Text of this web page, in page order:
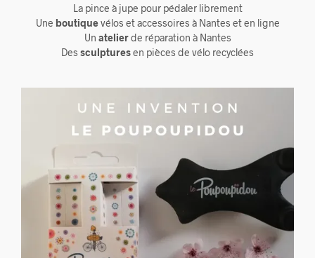
La pince à jupe pour pédaler librement
Une boutiquevélos et accessoires à Nantes et en ligne
Un atelierde réparation à Nantes
Des sculpturesen pièces de vélo recyclées